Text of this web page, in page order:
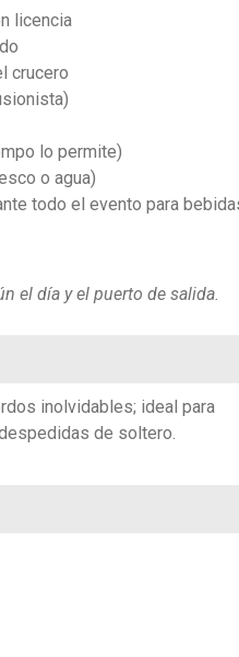
licencia
crucero
lo permite)
o agua)
todo el evento para
el día y el puerto de salida.
inolvidables; ideal para
de soltero.